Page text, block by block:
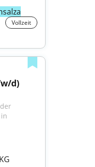
Vollzeit
d)